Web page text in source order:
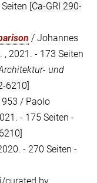
[Ca-GRI 290-
/ Johannes
, 2021. - 173 Seiten
und
6210]
/ Paolo
- 175 Seiten -
- 270 Seiten -